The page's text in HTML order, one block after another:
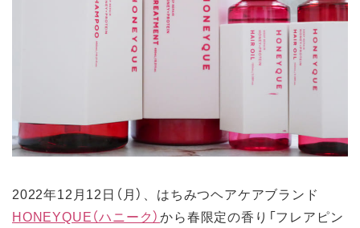
2022年12月12日（月）、はちみつヘアケアブランド
HONEYQUE（ハニーク）から春限定の香り「フレアピン